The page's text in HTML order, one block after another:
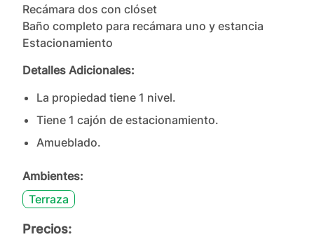
Recámara dos con clóset
Baño completo para recámara uno y estancia
Estacionamiento
Detalles Adicionales:
La propiedad tiene 1 nivel.
Tiene 1 cajón de estacionamiento.
Amueblado.
Ambientes:
Terraza
Precios: